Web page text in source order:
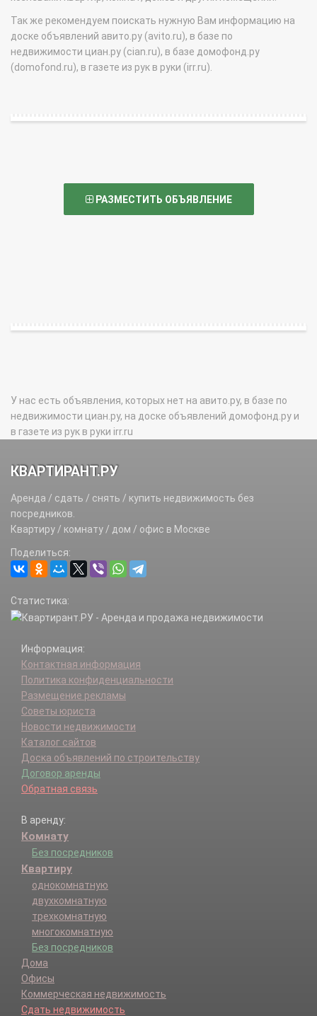
Так же рекомендуем поискать нужную Вам информацию на
доске объявлений авито.ру (avito.ru), в базе по
недвижимости циан.ру (cian.ru), в базе домофонд.ру
(domofond.ru), в газете из рук в руки (irr.ru).
РАЗМЕСТИТЬ ОБЪЯВЛЕНИЕ
У нас есть объявления, которых нет на авито.ру, в базе по
недвижимости циан.ру, на доске объявлений домофонд.ру и
в газете из рук в руки irr.ru
КВАРТИРАНТ.РУ
Аренда / сдать / снять / купить недвижимость без
посредников.
Квартиру / комнату / дом / офис в Москве
Поделиться:
Статистика:
Информация:
Контактная информация
Политика конфиденциальности
Размещение рекламы
Советы юриста
Новости недвижимости
Каталог сайтов
Доска объявлений по строительству
Договор аренды
Обратная связь
В аренду:
Комнату
Без посредников
Квартиру
однокомнатную
двухкомнатную
трехкомнатную
многокомнатную
Без посредников
Дома
Офисы
Коммерческая недвижимость
Сдать недвижимость